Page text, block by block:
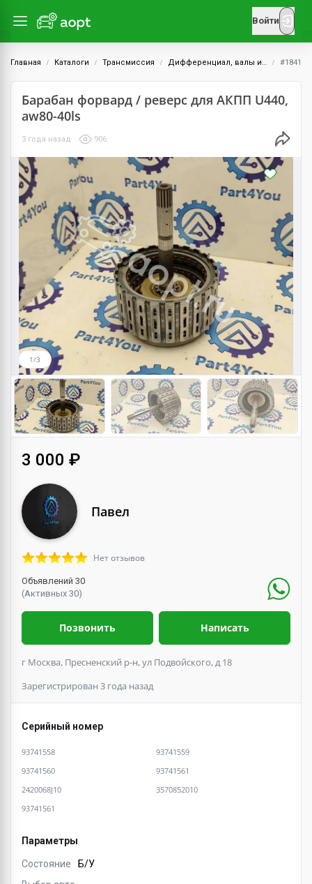
Войти
Главная Каталоги Трансмиссия Дифференциал, валы и шестерни #1841
Барабан форвард / реверс для АКПП U440,
aw80-40ls
3 года назад 906
1/3
3 000 ₽
Павел
Нет отзывов
Объявлений 30
(Активных 30)
Позвонить Написать
г Москва, Пресненский р-н, ул Подвойского, д 18
Зарегистрирован 3 года назад
Серийный номер
93741558
93741559
93741560
93741561
2420068J10
3570852010
93741561
Параметры
Состояние
Б/У